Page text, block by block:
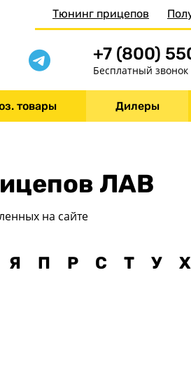
Тюнинг прицепов
+7 (800)
Бесплатный звонок
товары Дилеры
ЛАВ
на сайте
Я П Р С Т У Х